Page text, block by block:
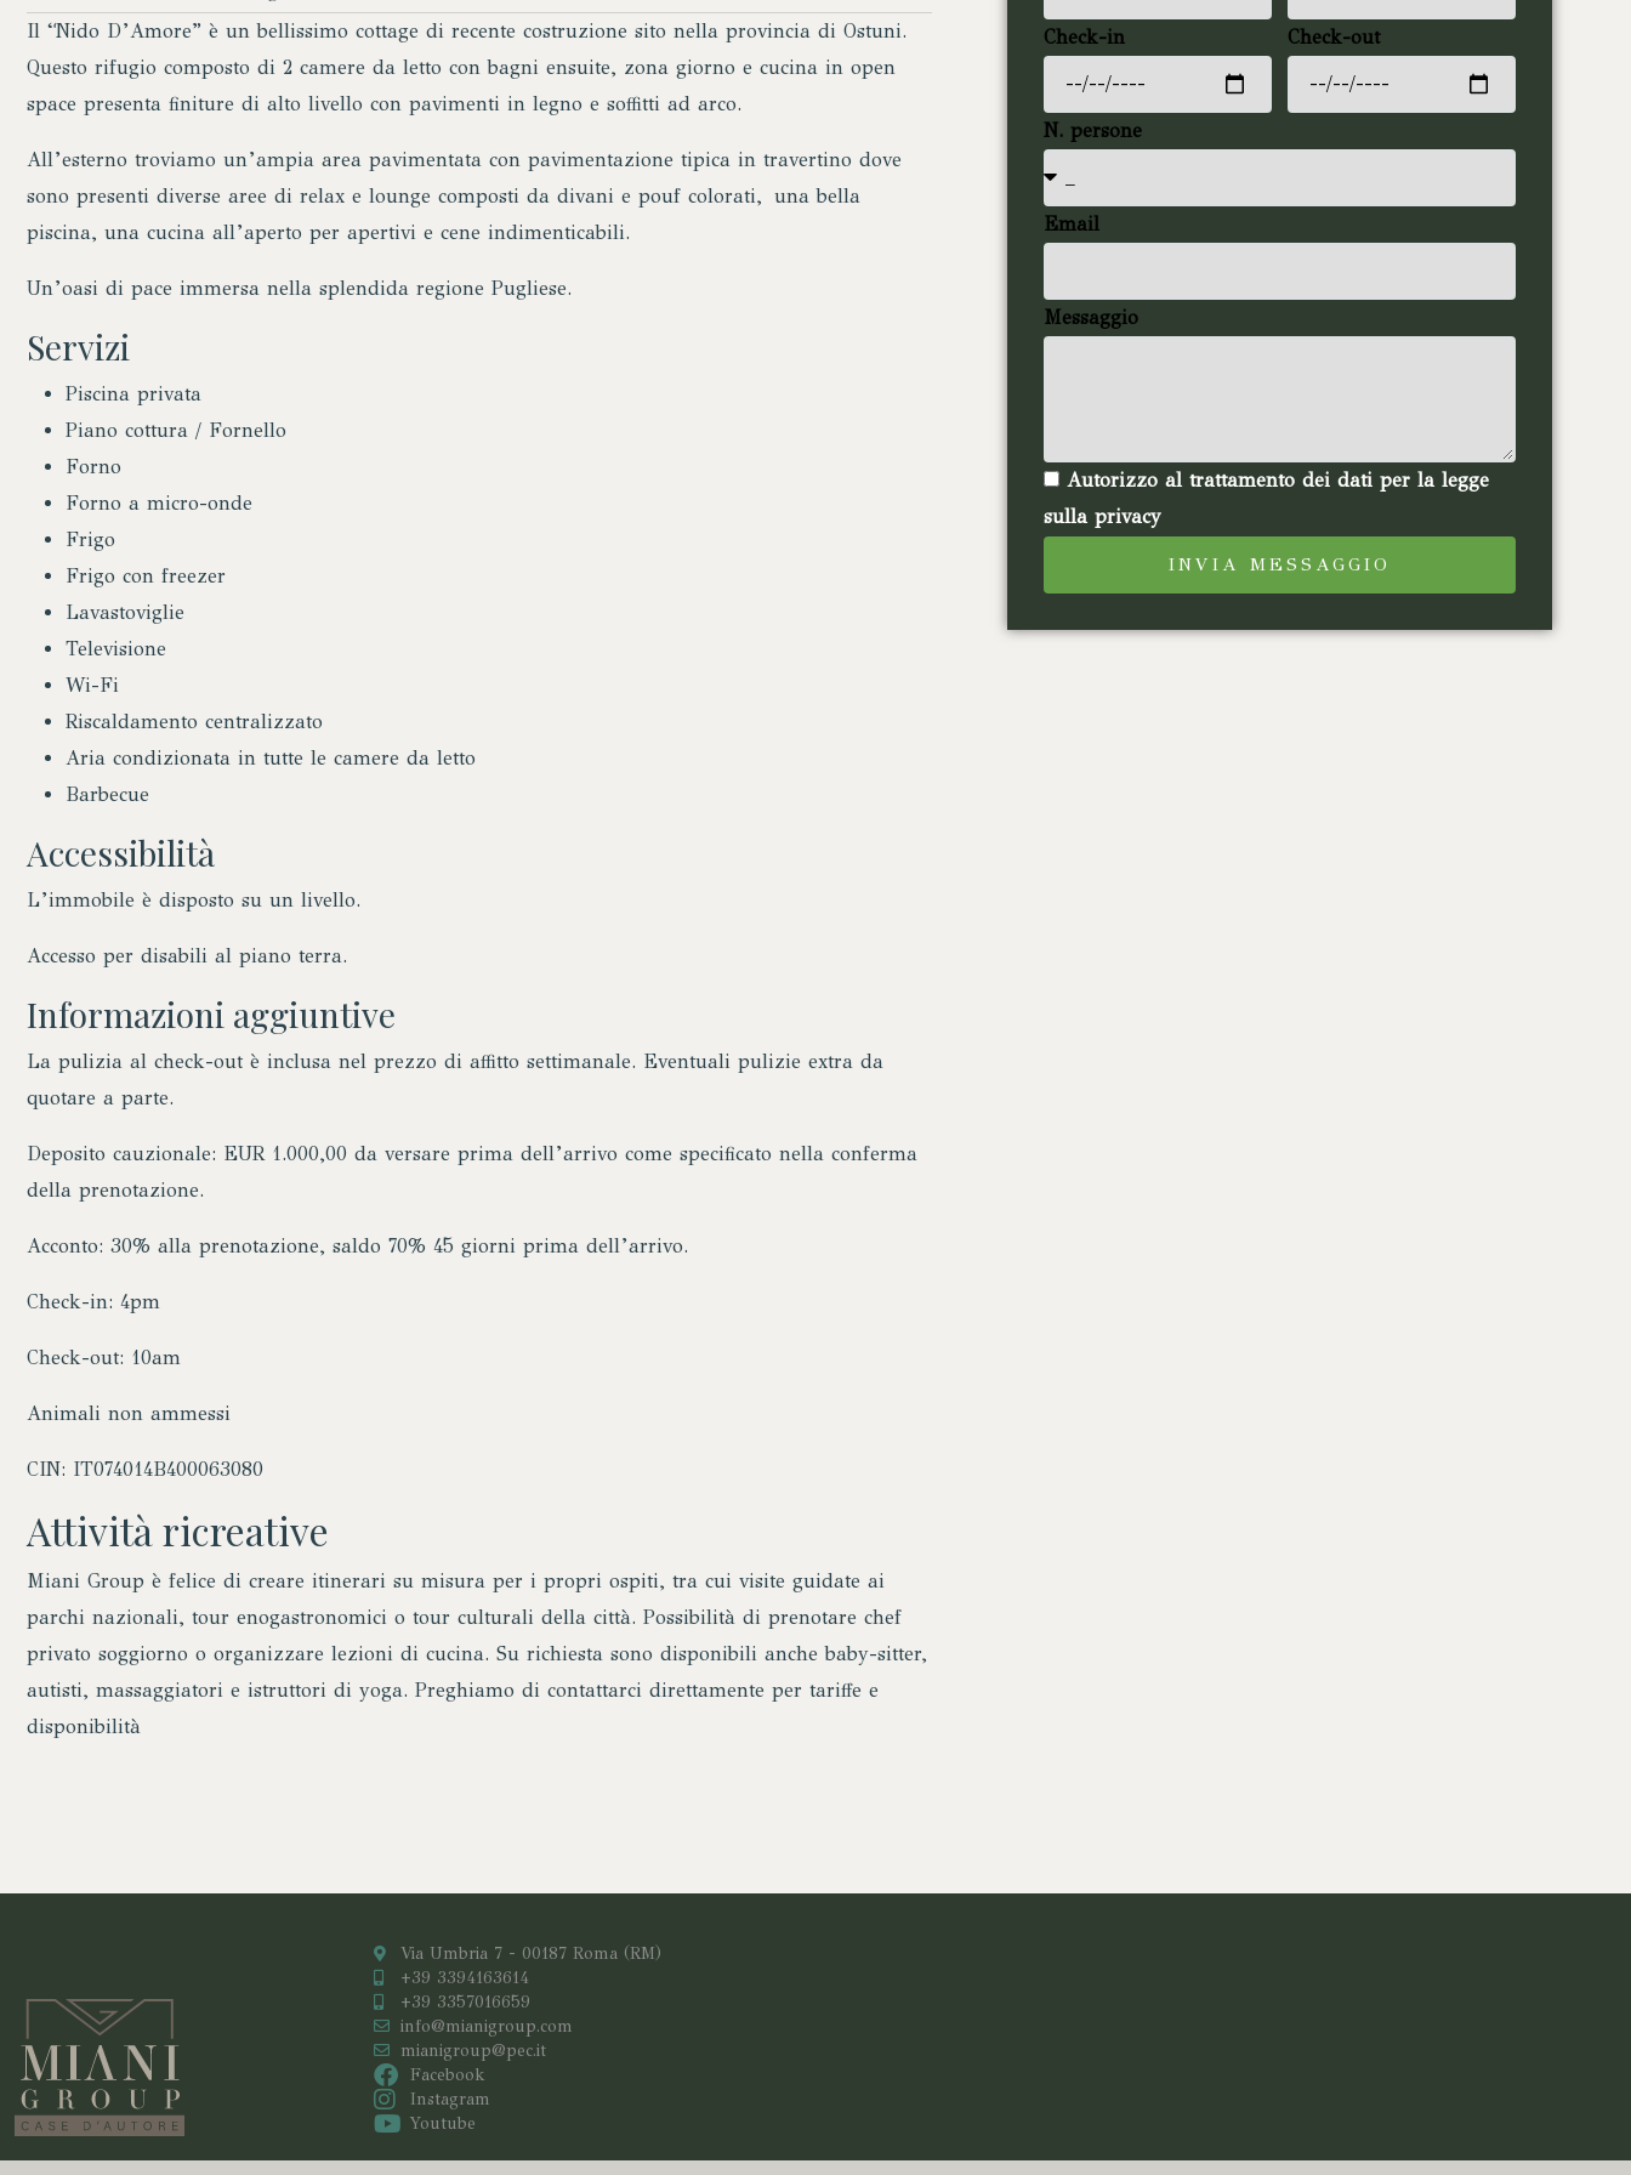
Il “Nido D’Amore” è un bellissimo cottage di recente costruzione sito nella provincia di Ostuni.
Questo rifugio composto di 2 camere da letto con bagni ensuite, zona giorno e cucina in open
space presenta finiture di alto livello con pavimenti in legno e soffitti ad arco.
All’esterno troviamo un’ampia area pavimentata con pavimentazione tipica in travertino dove
sono presenti diverse aree di relax e lounge composti da divani e pouf colorati, una bella
piscina, una cucina all’aperto per apertivi e cene indimenticabili.
Un’oasi di pace immersa nella splendida regione Pugliese.
Servizi
Piscina privata
Piano cottura / Fornello
Forno
Forno a micro-onde
Frigo
Frigo con freezer
Lavastoviglie
Televisione
Wi-Fi
Riscaldamento centralizzato
Aria condizionata in tutte le camere da letto
Barbecue
Accessibilità
L’immobile è disposto su un livello.
Accesso per disabili al piano terra.
Informazioni aggiuntive
La pulizia al check-out è inclusa nel prezzo di affitto settimanale. Eventuali pulizie extra da
quotare a parte.
Deposito cauzionale: EUR 1.000,00 da versare prima dell’arrivo come specificato nella conferma
della prenotazione.
Acconto: 30% alla prenotazione, saldo 70% 45 giorni prima dell’arrivo.
Check-in: 4pm
Check-out: 10am
Animali non ammessi
CIN: IT074014B400063080
Attività ricreative
Miani Group è felice di creare itinerari su misura per i propri ospiti, tra cui visite guidate ai
parchi nazionali, tour enogastronomici o tour culturali della città. Possibilità di prenotare chef
privato soggiorno o organizzare lezioni di cucina. Su richiesta sono disponibili anche baby-sitter,
autisti, massaggiatori e istruttori di yoga. Preghiamo di contattarci direttamente per tariffe e
disponibilità
Check-in Check-out
N. persone
Email
Messaggio
Autorizzo al trattamento dei dati per la legge
sulla privacy
INVIA MESSAGGIO
Via Umbria 7 - 00187 Roma (RM)
+39 3394163614
+39 3357016659
info@mianigroup.com
mianigroup@pec.it
Facebook
Instagram
Youtube